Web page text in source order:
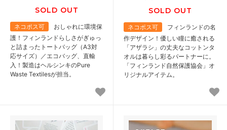
SOLD OUT
ネコポス可
おしゃれに環境保
護！フィンランドらしさがぎゅっ
と詰まったトートバッグ（A3対
応サイズ）／エコバッグ、直輸
入！製造はヘルシンキのPure
Waste Textilesが担当。
SOLD OUT
ネコポス可
フィンランドの名
作デザイン！優しい瞳に癒される
「アザラシ」の丈夫なコットンタ
オルは暮らし彩るパートナーに。
「フィンランド自然保護協会」オ
リジナルアイテム。